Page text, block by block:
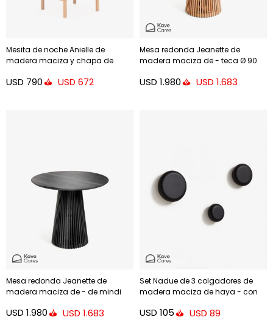
Mesita de noche Anielle de
madera maciza y chapa de
USD 790 USD 672
Mesa redonda Jeanette de
madera maciza de - teca Ø 90
USD 1.980 USD 1.683
Mesa redonda Jeanette de
madera maciza de - de mindi
USD 1.980 USD 1.683
Set Nadue de 3 colgadores de
madera maciza de haya - con
USD 105 USD 89